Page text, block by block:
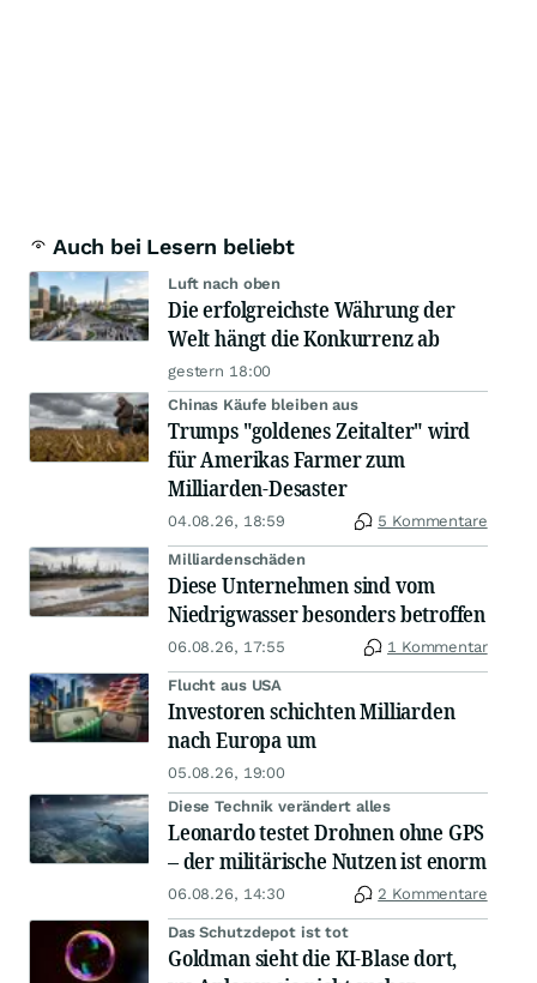
Auch bei Lesern beliebt
Luft nach oben
Die erfolgreichste Währung der
Welt hängt die Konkurrenz ab
gestern 18:00
Chinas Käufe bleiben aus
Trumps "goldenes Zeitalter" wird
für Amerikas Farmer zum
Milliarden-Desaster
04.08.26, 18:59 5 Kommentare
Milliardenschäden
Diese Unternehmen sind vom
Niedrigwasser besonders betroffen
06.08.26, 17:55 1 Kommentar
Flucht aus USA
Investoren schichten Milliarden
nach Europa um
05.08.26, 19:00
Diese Technik verändert alles
Leonardo testet Drohnen ohne GPS
– der militärische Nutzen ist enorm
06.08.26, 14:30 2 Kommentare
Das Schutzdepot ist tot
Goldman sieht die KI-Blase dort,